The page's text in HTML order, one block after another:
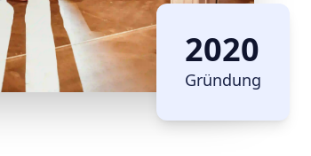
2020
Gründung